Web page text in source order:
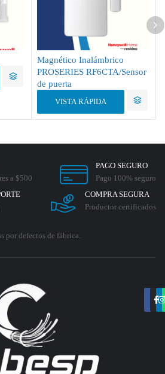
Magnético Inalámbrico
PROSERIES RF6CTA/Sensor
de puerta
VISTA RÁPIDA
a $500
PAGO SEGURO
Pago 100% seguro
COMPRA SEGURA
Productor certificados
por defectos de fábrica.